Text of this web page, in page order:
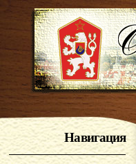
Навигация